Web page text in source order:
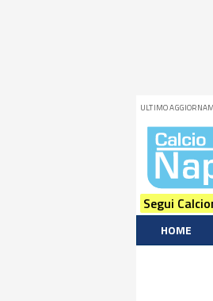
ULTIMO
Segui
HOME